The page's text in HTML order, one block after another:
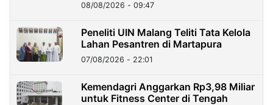
08/08/2026 - 09:47
Peneliti UIN Malang Teliti Tata Kelola
Lahan Pesantren di Martapura
07/08/2026 - 22:01
Kemendagri Anggarkan Rp3,98 Miliar
untuk Fitness Center di Tengah